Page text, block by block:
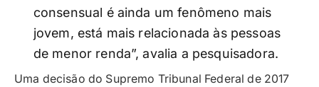
consensual é ainda um fenômeno mais
jovem, está mais relacionada às pessoas
de menor renda”, avalia a pesquisadora.
Uma decisão do Supremo Tribunal Federal de 2017